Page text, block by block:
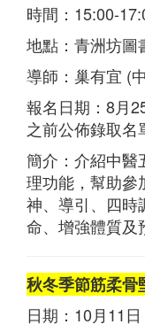
時間：15:00-
地點：青洲坊圖
導師：巢有宜 (
報名日期：8月
之前公佈錄取名
簡介：介紹中醫
理功能，幫助參
神、導引、四時
命、增強體質及
秋冬季節筋柔骨
日期：10月11日